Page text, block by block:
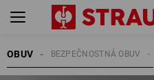
OBUV BEZPEČNOSTNÁ OBUV